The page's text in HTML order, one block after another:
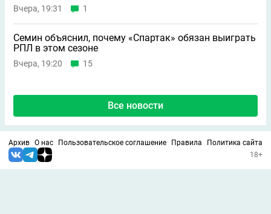
Вчера, 19:31 1
Семин объяснил, почему «Спартак» обязан выиграть
РПЛ в этом сезоне
Вчера, 19:20 15
Все новости
Архив О нас Пользовательское соглашение Правила
Политика сайта
18+